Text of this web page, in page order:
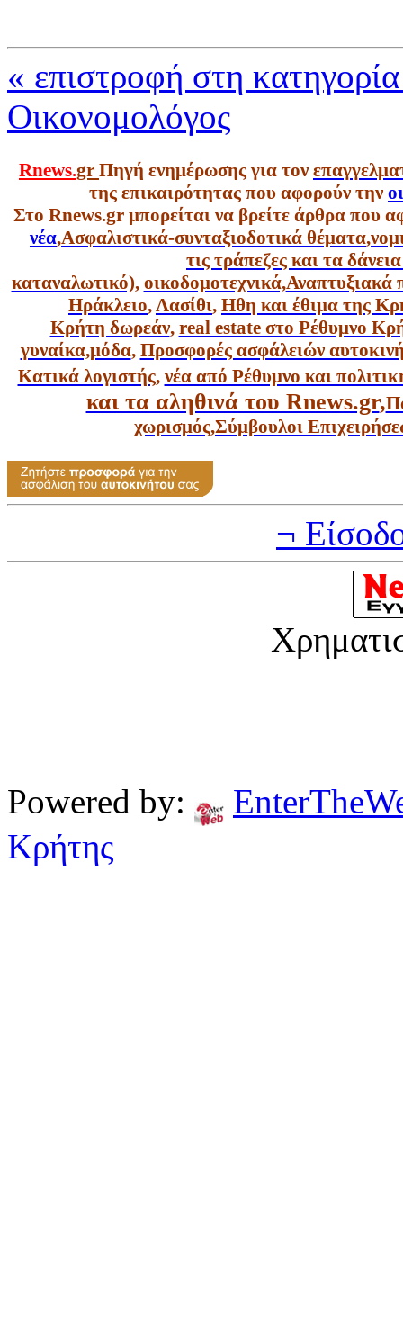
« επιστροφή στη
Οικονομολόγος
Rnews.gr Πηγή ενημέρωσης για τον
της επικαιρότητας που αφορούν την
Στο Rnews.gr μπορείται να βρείτε άρθρα που
νέα,Ασφαλιστικά-συνταξιοδοτικά θέματα,
τις τράπεζες και τα
καταναλωτικό), οικοδομοτεχνικά,Αναπτυξιακά
Ηράκλειο,Λασίθι, Ηθη και έθιμα της
Κρήτη δωρεάν, real estate στο Ρέθυμνο
γυναίκα,μόδα, Προσφορές ασφάλειών
Κατικά λογιστής, νέα από Ρέθυμνο και
και τα αληθινά του Rnews.gr,
χωρισμός,Σύμβουλοι
¬
Powered by:
Κρήτης